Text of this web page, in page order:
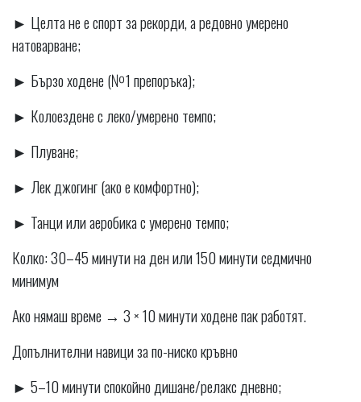
► Целта не е спорт за рекорди, а редовно умерено
натоварване;
► Бързо ходене (№1 препоръка);
► Колоездене с леко/умерено темпо;
► Плуване;
► Лек джогинг (ако е комфортно);
► Танци или аеробика с умерено темпо;
Колко: 30–45 минути на ден или 150 минути седмично
минимум
Ако нямаш време → 3 × 10 минути ходене пак работят.
Допълнителни навици за по-ниско кръвно
► 5–10 минути спокойно дишане/релакс дневно;